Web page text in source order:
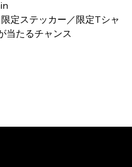
定ステッカー／限定Tシャ
当たるチャンス